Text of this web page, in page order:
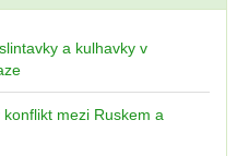
a kulhavky v
mezi Ruskem a